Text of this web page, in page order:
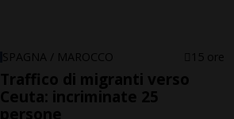
SPAGNA / MAROCCO 15 ore
Traffico di migranti verso
Ceuta: incriminate 25
persone